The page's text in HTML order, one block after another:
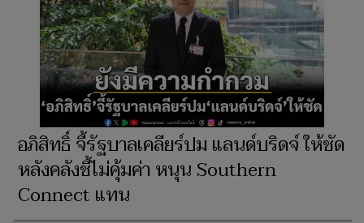
อภิสิทธิ์ จี้รัฐบาลเคลียร์ปม แลนด์บริดจ์ ให้ชัด
หลังคลังชี้ไม่คุ้มค่า หนุน Southern
Connect แทน